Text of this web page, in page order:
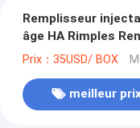
Remplisseur
âge HA Rimples
Prix：35USD/ BOX
meilleur